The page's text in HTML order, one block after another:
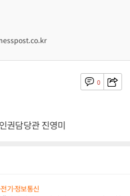
0
권담당관 진영미
기·정보통신